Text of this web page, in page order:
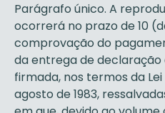
Parágrafo único. A
ocorrerá no prazo de 10
comprovação do
da entrega de
firmada, nos termos da Lei
agosto de 1983,